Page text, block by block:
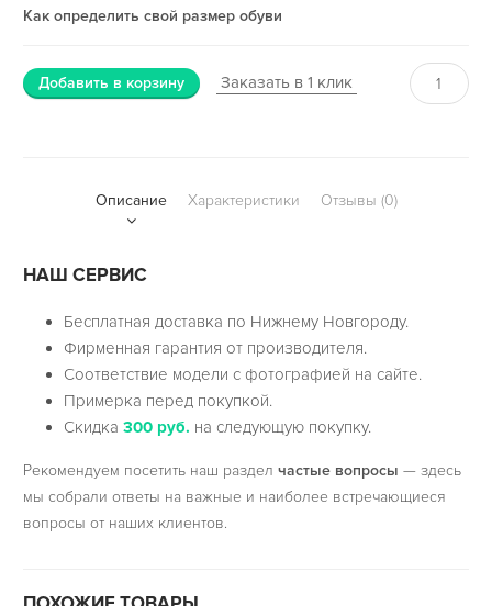
Как определить свой размер обуви
Добавить в корзину Заказать в 1 клик
Описание Характеристики Отзывы (0)
НАШ СЕРВИС
Бесплатная доставка по Нижнему Новгороду.
Фирменная гарантия от производителя.
Соответствие модели с фотографией на сайте.
Примерка перед покупкой.
Скидка300 руб. на следующую покупку.
Рекомендуем посетить наш раздел частые вопросы — здесь
мы собрали ответы на важные и наиболее встречающиеся
вопросы от наших клиентов.